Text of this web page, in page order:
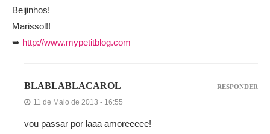
Beijinhos!
Marissol!!
➥ http://www.mypetitblog.com
BLABLABLACAROL
11 de Maio de 2013 - 16:55
vou passar por laaa amoreeeee!
RESPONDER